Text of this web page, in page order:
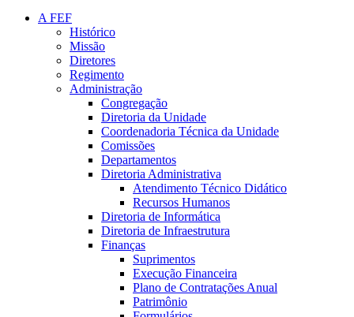
A FEF
Histórico
Missão
Diretores
Regimento
Administração
Congregação
Diretoria da Unidade
Coordenadoria Técnica da Unidade
Comissões
Departamentos
Diretoria Administrativa
Atendimento Técnico Didático
Recursos Humanos
Diretoria de Informática
Diretoria de Infraestrutura
Finanças
Suprimentos
Execução Financeira
Plano de Contratações Anual
Patrimônio